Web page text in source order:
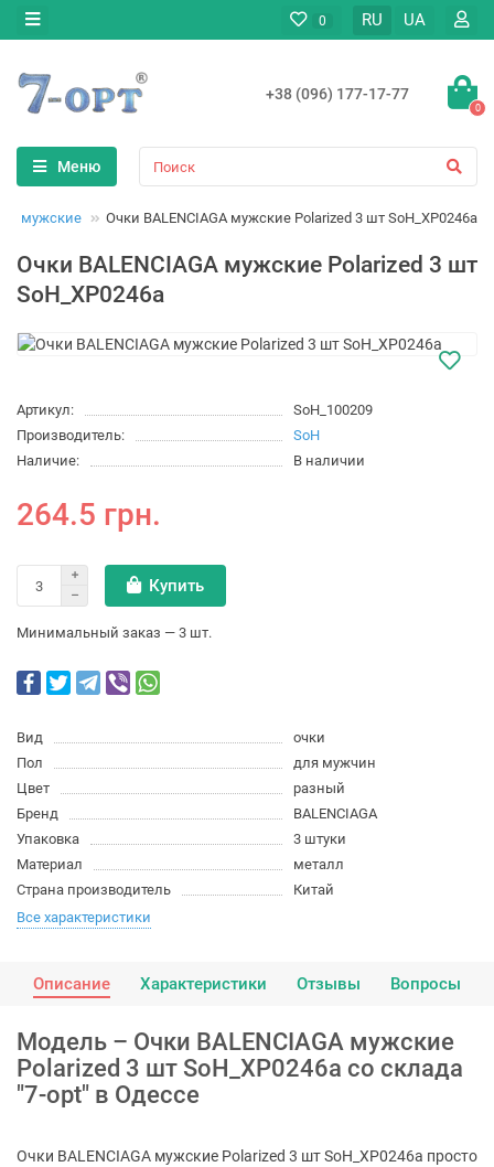
0 RU UA
+38 (096) 177-17-77
0
Меню
мужские Очки BALENCIAGA мужские Polarized 3 шт SoH_XP0246a
Очки BALENCIAGA мужские Polarized 3 шт
SoH_XP0246a
Артикул:
SoH_100209
Производитель:
SoH
Наличие:
В наличии
264.5 грн.
Купить
Минимальный заказ — 3 шт.
Вид
очки
Пол
для мужчин
Цвет
разный
Бренд
BALENCIAGA
Упаковка
3 штуки
Материал
металл
Страна производитель
Китай
Все характеристики
Описание Характеристики Отзывы Вопросы
Модель – Очки BALENCIAGA мужские
Polarized 3 шт SoH_XP0246a со склада
"7-opt" в Одессе
Очки BALENCIAGA мужские Polarized 3 шт SoH_XP0246a просто